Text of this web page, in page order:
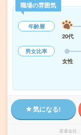
職場の雰囲気
年齢層
20代
男女比率
女性
気になる!
派遣会社